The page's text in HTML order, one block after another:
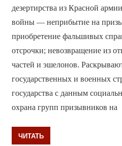
дезертирства из Красной
войны — неприбытие на
приобретение фальшивых
отсрочки; невозвращение из
частей и эшелонов.
государственных и военных
государства с данным
охрана групп призывников на
ЧИТАТЬ